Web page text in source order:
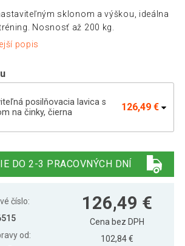
sklonom a výškou, ideálna
Nosnosť až 200 kg.
popis
posilňovacia lavica s
na činky, čierna
126,49 €
stojanom, biela
DO 2-3 PRACOVNÝCH DNÍ
číslo:
od:
126,49 €
Cena bez DPH
102,84 €